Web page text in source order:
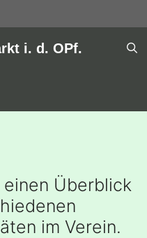
i. d. OPf.
Überblick
im Verein.